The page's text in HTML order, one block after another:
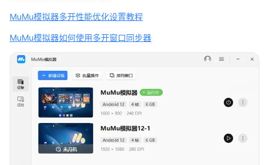
MuMu模拟器多开性能优化设置教程
MuMu模拟器如何使用多开窗口同步器